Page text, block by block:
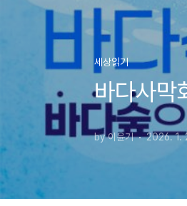
세상읽기
바다사막
by 이윤기 2026. 1.